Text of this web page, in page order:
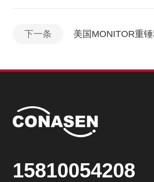
下一条 美国MONITOR重
15810054208